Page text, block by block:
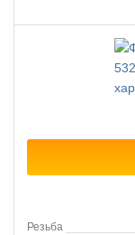
Резьба